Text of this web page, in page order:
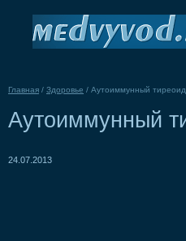
Главная / Здоровье / Аутоиммунный
Аутоиммунный
24.07.2013